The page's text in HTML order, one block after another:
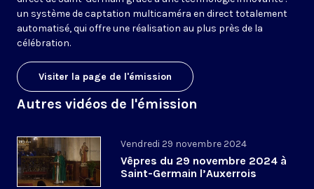
un système de captation multicaméra en direct totalement
automatisé, qui offre une réalisation au plus près de la
célébration.
Visiter la page de l'émission
Autres vidéos de l'émission
Vendredi 29 novembre 2024
Vêpres du 29 novembre 2024 à
Saint-Germain l’Auxerrois